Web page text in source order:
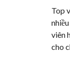
Top
viên
cho